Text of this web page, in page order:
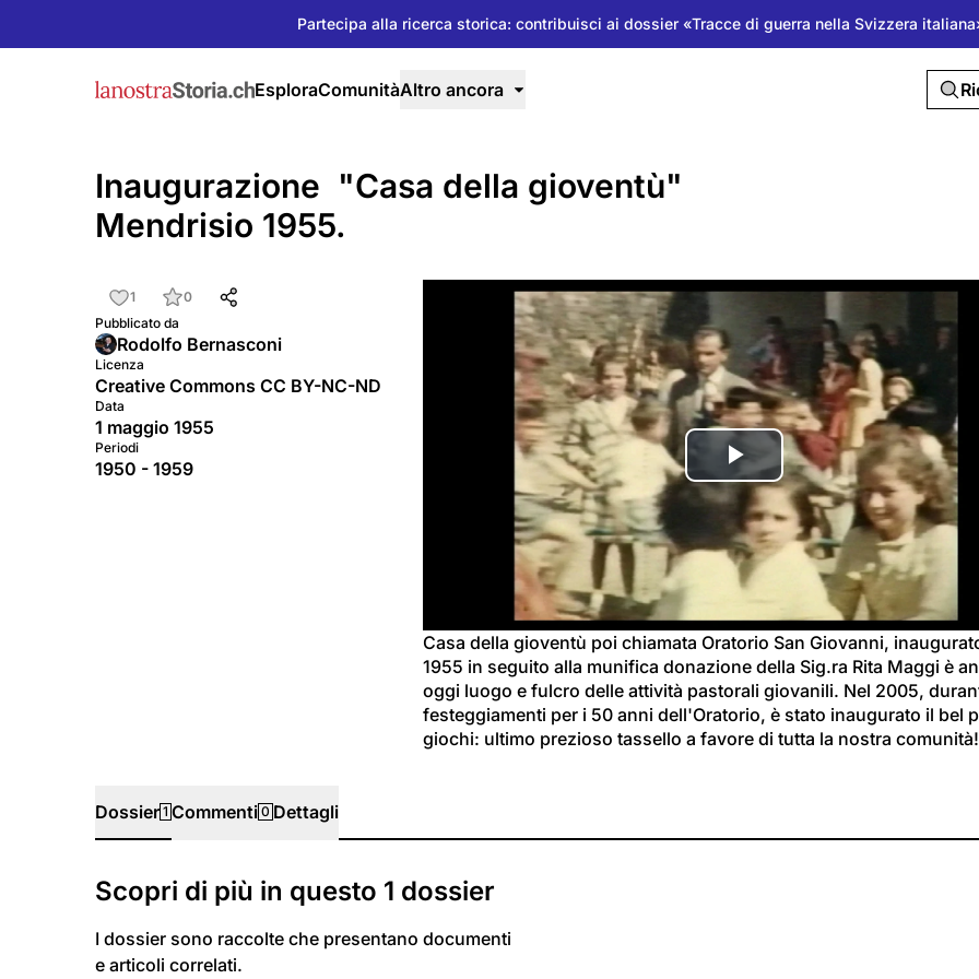
Partecipa alla ricerca storica: contribuisci ai dossier «Tracce di guerra nella Svizzera
EsploraComunitàAltro ancora
Inaugurazione "Casa della gioventù"
Mendrisio 1955.
Riproduci
il
video
Casa della gioventù poi chiamata Oratorio San Giovanni,
1955 in seguito alla munifica donazione della Sig.ra Rita Maggi è
oggi luogo e fulcro delle attività pastorali giovanili. Nel 2005,
festeggiamenti per i 50 anni dell'Oratorio, è stato inaugurato il bel
giochi: ultimo prezioso tassello a favore di tutta la nostra comunità!
1
0
Pubblicato da
Rodolfo Bernasconi
Licenza
Creative Commons CC BY-NC-ND
Data
1 maggio 1955
Periodi
1950 - 1959
Dossier 1 Commenti 0 Dettagli
Dossier
Scopri di più in questo 1 dossier
I dossier sono raccolte che presentano documenti
e articoli correlati.